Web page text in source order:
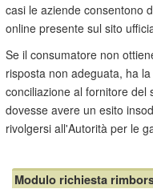
casi le aziende consentono
online presente sul sito
Se il consumatore non
risposta non adeguata, ha
conciliazione al fornitore del
dovesse avere un esito
rivolgersi all'Autorità per le
Modulo richiesta